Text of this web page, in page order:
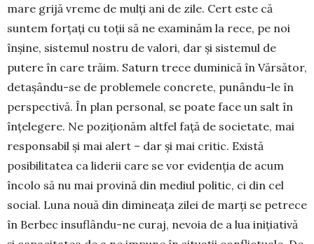
mare grijă vreme de mulți ani de zile. Cert este că
suntem forțați cu toții să ne examinăm la rece, pe noi
înșine, sistemul nostru de valori, dar și sistemul de
putere în care trăim. Saturn trece du­mi­nică în Vărsător,
detașându-se de problemele con­crete, punându-le în
perspectivă. În plan per­sonal, se poate face un salt în
înțelegere. Ne po­zi­ționăm altfel față de societate, mai
responsabil și mai alert – dar și mai critic. Există
posibilitatea ca liderii care se vor evidenția de acum
încolo să nu mai provină din mediul politic, ci din cel
social. Luna nouă din dimineața zilei de marți se petrece
în Berbec insuflându-ne curaj, nevoia de a lua ini­țiativă